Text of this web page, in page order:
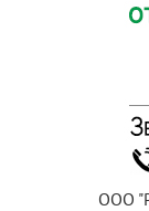
ООО